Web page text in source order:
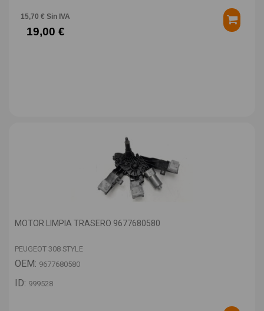
15,70 € Sin IVA
19,00 €
MOTOR LIMPIA TRASERO 9677680580
PEUGEOT 308 STYLE
OEM: 9677680580
ID: 999528